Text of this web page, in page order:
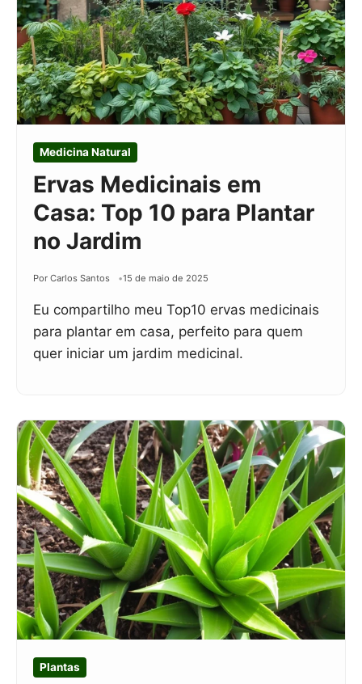
Medicina Natural
Ervas Medicinais em
Casa: Top 10 para Plantar
no Jardim
Por Carlos Santos 15 de maio de 2025
Eu compartilho meu Top10 ervas medicinais
para plantar em casa, perfeito para quem
quer iniciar um jardim medicinal.
Plantas